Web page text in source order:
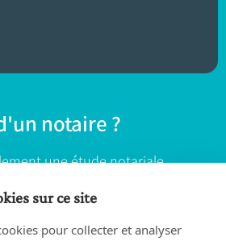
notaire ?
une étude notariale
NOTAIRE
sur ce site
pour collecter et analyser